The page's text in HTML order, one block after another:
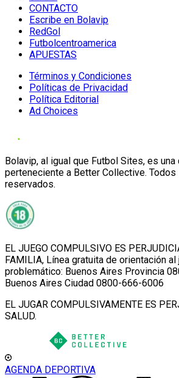
CONTACTO
Escribe en Bolavip
RedGol
Futbolcentroamerica
APUESTAS
Términos y Condiciones
Políticas de Privacidad
Política Editorial
Ad Choices
Bolavip, al igual que Futbol Sites, es una
perteneciente a Better Collective.
reservados.
EL JUEGO COMPULSIVO ES
FAMILIA, Línea gratuita de orientación al
problemático: Buenos Aires Provincia
Buenos Aires Ciudad 0800-666-6006
EL JUGAR COMPULSIVAMENTE ES
SALUD.
AGENDA DEPORTIVA